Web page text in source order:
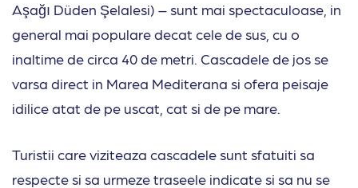
Aşağı Düden Şelalesi) – sunt mai spectaculoase, in
general mai populare decat cele de sus, cu o
inaltime de circa 40 de metri. Cascadele de jos se
varsa direct in Marea Mediterana si ofera peisaje
idilice atat de pe uscat, cat si de pe mare.
Turistii care viziteaza cascadele sunt sfatuiti sa
respecte si sa urmeze traseele indicate si sa nu se